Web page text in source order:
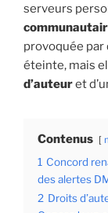
serveurs
provoquée par
éteinte, mais
d’auteuret
Contenus
1 Concord
des alertes
2 Droits